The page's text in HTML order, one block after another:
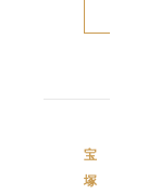
宝
塚